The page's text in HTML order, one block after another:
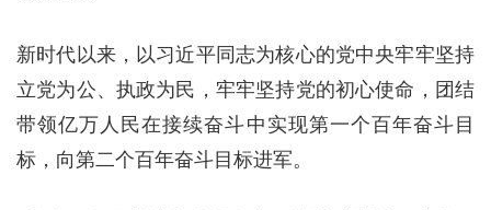
新时代以来，以习近平同志为核心的党中央牢牢坚持
立党为公、执政为民，牢牢坚持党的初心使命，团结
带领亿万人民在接续奋斗中实现第一个百年奋斗目
标，向第二个百年奋斗目标进军。